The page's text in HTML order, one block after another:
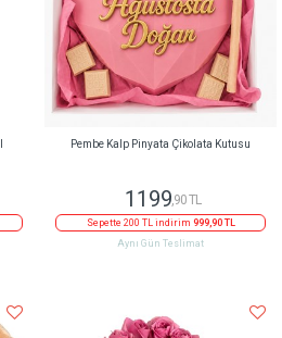
Pembe Kalp Pinyata Çikolata Kutusu
1199 ,90 TL
Sepette 200 TL indirim 999,90 TL
Aynı Gün Teslimat